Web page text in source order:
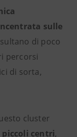
sulle
di poco
percorsi
di sorta,
cluster
centri,